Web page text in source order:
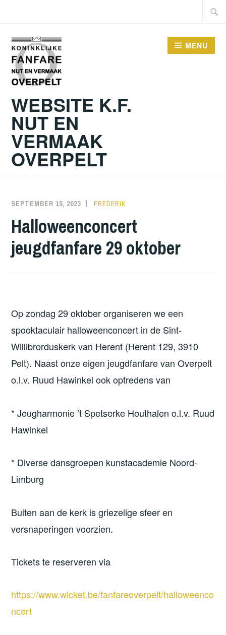
content
WEBSITE K.F.
NUT EN
VERMAAK
OVERPELT
MENU
SEPTEMBER 15, 2023 FREDERIK
Halloweenconcert
jeugdfanfare 29 oktober
Op zondag 29 oktober organiseren we een
spooktaculair halloweenconcert in de Sint-
Willibrorduskerk van Herent (Herent 129, 3910
Pelt). Naast onze eigen jeugdfanfare van Overpelt
o.l.v. Ruud Hawinkel ook optredens van
* Jeugharmonie ’t Spetserke Houthalen o.l.v. Ruud
Hawinkel
* Diverse dansgroepen kunstacademie Noord-
Limburg
Buiten aan de kerk is griezelige sfeer en
versnaperingen voorzien.
Tickets te reserveren via
https://www.wicket.be/fanfareoverpelt/halloweenco
ncert